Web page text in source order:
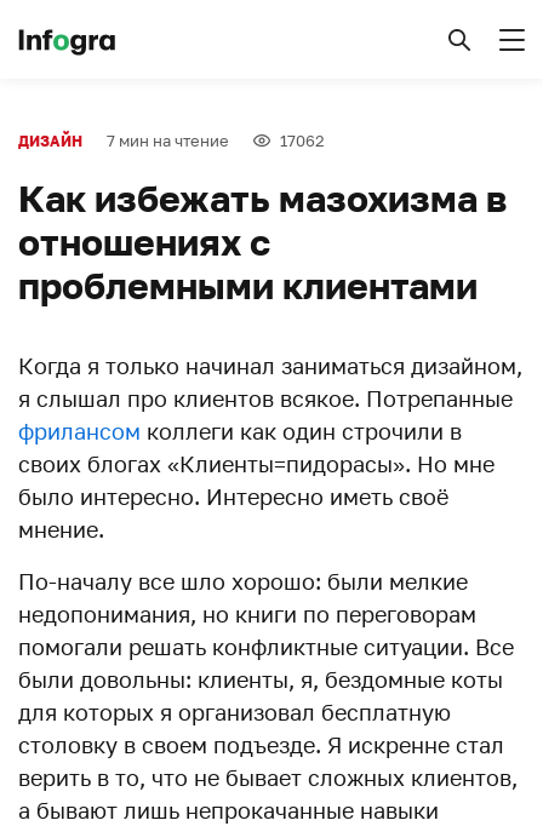
ДИЗАЙН 7 мин на чтение 17062
Как избежать мазохизма в
отношениях с
проблемными клиентами
Когда я только начинал заниматься дизайном,
я слышал про клиентов всякое. Потрепанные
фрилансом коллеги как один строчили в
своих блогах «Клиенты=пидорасы». Но мне
было интересно. Интересно иметь своё
мнение.
По-началу все шло хорошо: были мелкие
недопонимания, но книги по переговорам
помогали решать конфликтные ситуации. Все
были довольны: клиенты, я, бездомные коты
для которых я организовал бесплатную
столовку в своем подъезде. Я искренне стал
верить в то, что не бывает сложных клиентов,
а бывают лишь непрокачанные навыки